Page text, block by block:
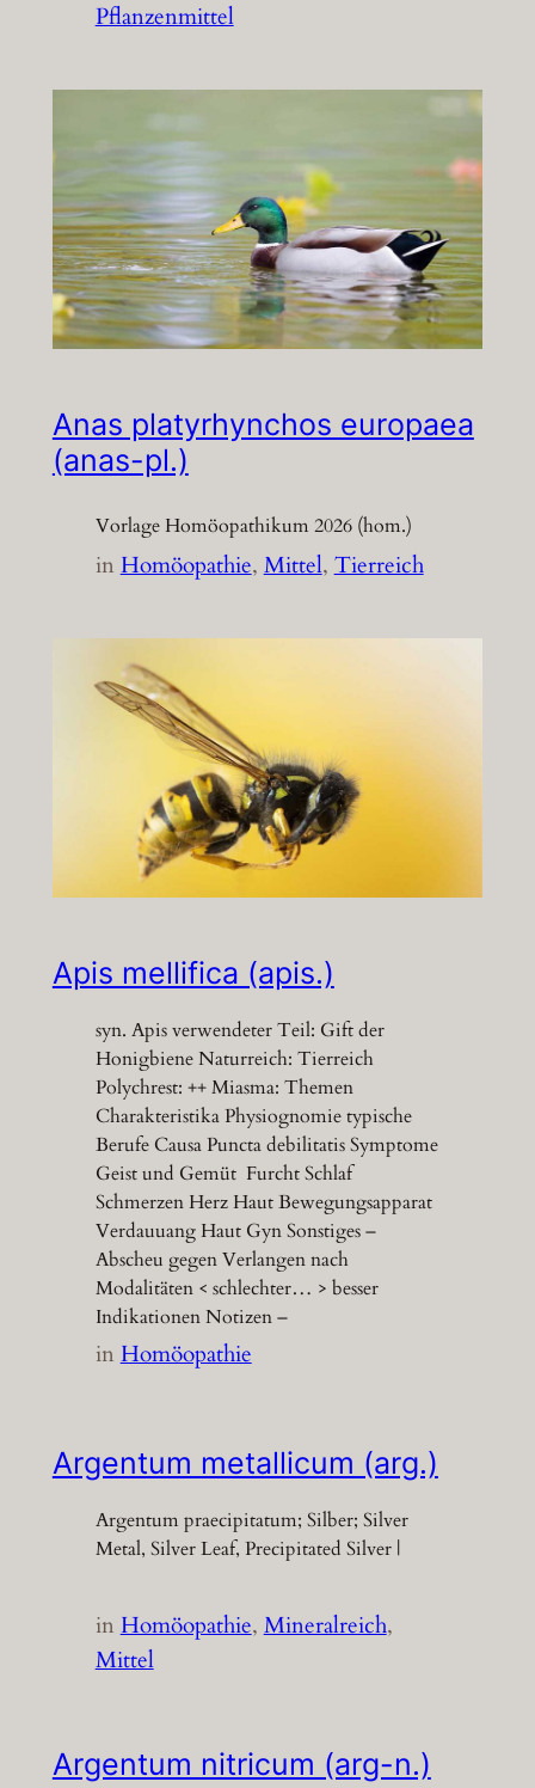
Pflanzenmittel
Anas platyrhynchos europaea
(anas-pl.)
Vorlage Homöopathikum 2026 (hom.)
inHomöopathie, Mittel, Tierreich
Apis mellifica (apis.)
syn. Apis verwendeter Teil: Gift der
Honigbiene Naturreich: Tierreich
Polychrest: ++ Miasma: Themen
Charakteristika Physiognomie typische
Berufe Causa Puncta debilitatis Symptome
Geist und Gemüt Furcht Schlaf
Schmerzen Herz Haut Bewegungsapparat
Verdauuang Haut Gyn Sonstiges –
Abscheu gegen Verlangen nach
Modalitäten < schlechter… > besser
Indikationen Notizen –
inHomöopathie
Argentum metallicum (arg.)
Argentum praecipitatum; Silber; Silver
Metal, Silver Leaf, Precipitated Silver |
inHomöopathie, Mineralreich
Mittel
Argentum nitricum (arg-n.)